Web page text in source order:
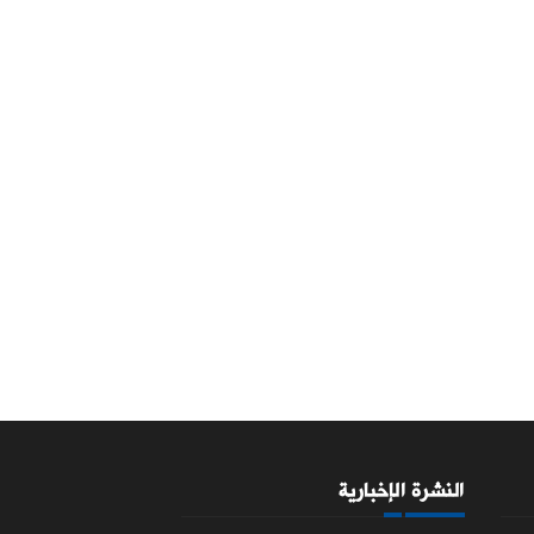
النشرة الإخبارية